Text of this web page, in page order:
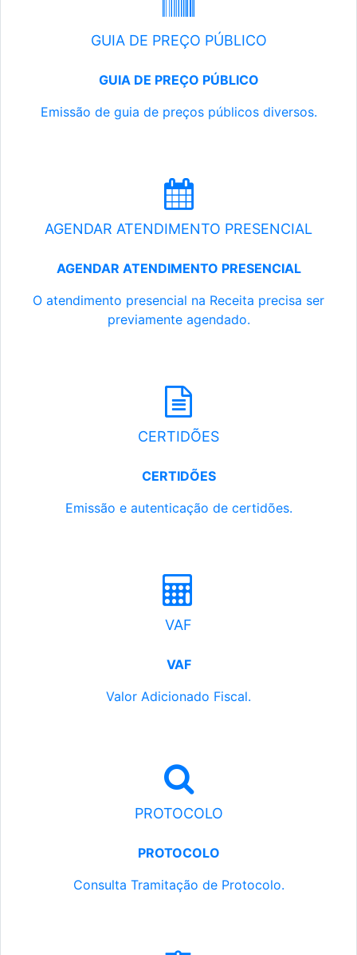
GUIA DE PREÇO PÚBLICO
GUIA DE PREÇO PÚBLICO
Emissão de guia de preços públicos diversos.
AGENDAR ATENDIMENTO PRESENCIAL
AGENDAR ATENDIMENTO PRESENCIAL
O atendimento presencial na Receita precisa ser
previamente agendado.
CERTIDÕES
CERTIDÕES
Emissão e autenticação de certidões.
VAF
VAF
Valor Adicionado Fiscal.
PROTOCOLO
PROTOCOLO
Consulta Tramitação de Protocolo.